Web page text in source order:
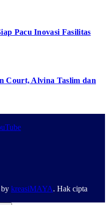
Pacu Inovasi Fasilitas
Court, Alvina Taslim dan
by kreasiMAYA. Hak cipta